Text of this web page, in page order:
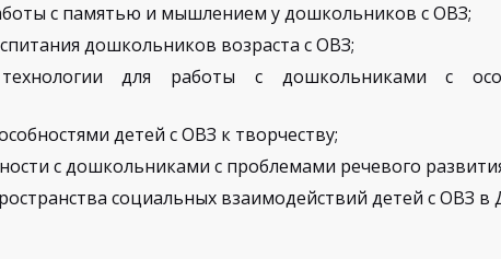
с памятью и мышлением у дошкольников с ОВЗ;
дошкольников возраста с ОВЗ;
технологии для работы с дошкольниками с
детей с ОВЗ к творчеству;
с дошкольниками с проблемами речевого
социальных взаимодействий детей с ОВЗ в